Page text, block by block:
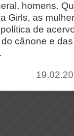
homens.
Girls, as
de
cânone e